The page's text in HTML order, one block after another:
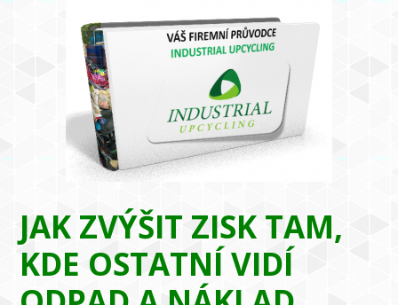
JAK ZVÝŠIT ZISK TAM,
KDE OSTATNÍ VIDÍ